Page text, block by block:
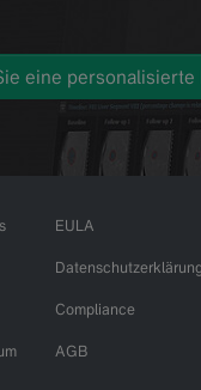
eine personalisierte
EULA
Datenschutzerklärung
Compliance
AGB